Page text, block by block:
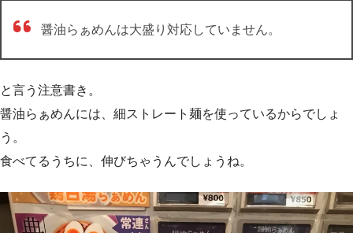
醤油らぁめんは大盛り対応していません。
と言う注意書き。
醤油らぁめんには、細ストレート麺を使っているからでしょ
う。
食べてるうちに、伸びちゃうんでしょうね。